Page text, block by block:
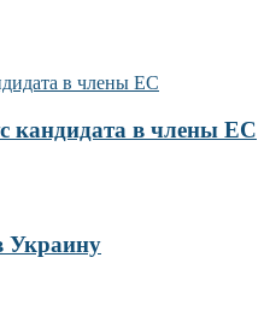
кандидата в члены ЕС
Украину